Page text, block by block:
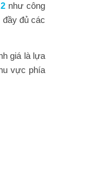
như công
đủ các
giá là lựa
vực phía